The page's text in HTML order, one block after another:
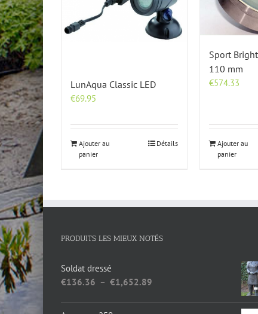
LunAqua Classic LED
€69.95
Ajouter au
panier
Détails
Sport
110 mm
€574.33
Ajouter au
panier
PRODUITS LES MIEUX NOTÉS
Soldat dressé
€136.36 – €1,652.89